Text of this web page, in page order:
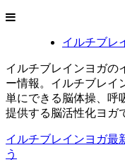
イルチブレ
イルチブレインヨガの
ー情報。イルチブレイ
単にできる脳体操、呼
提供する脳活性化ヨガ
イルチブレインヨガ最
う